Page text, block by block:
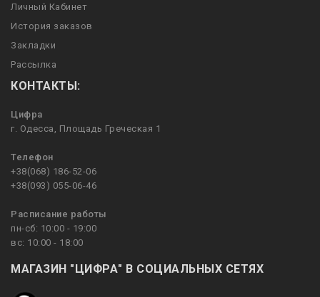
Личный Кабинет
История заказов
Закладки
Рассылка
КОНТАКТЫ:
Цифра
г. Одесса, Площадь Греческая 1
Телефон
+38(068) 186-52-06
+38(093) 055-06-46
Расписание работы
пн-сб: 10:00 - 19:00
вс: 10:00 - 18:00
МАГАЗИН "ЦИФРА" В СОЦИАЛЬНЫХ СЕТЯХ